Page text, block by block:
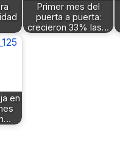
Primer mes del
puerta a puerta:
crecieron 33% las…
en